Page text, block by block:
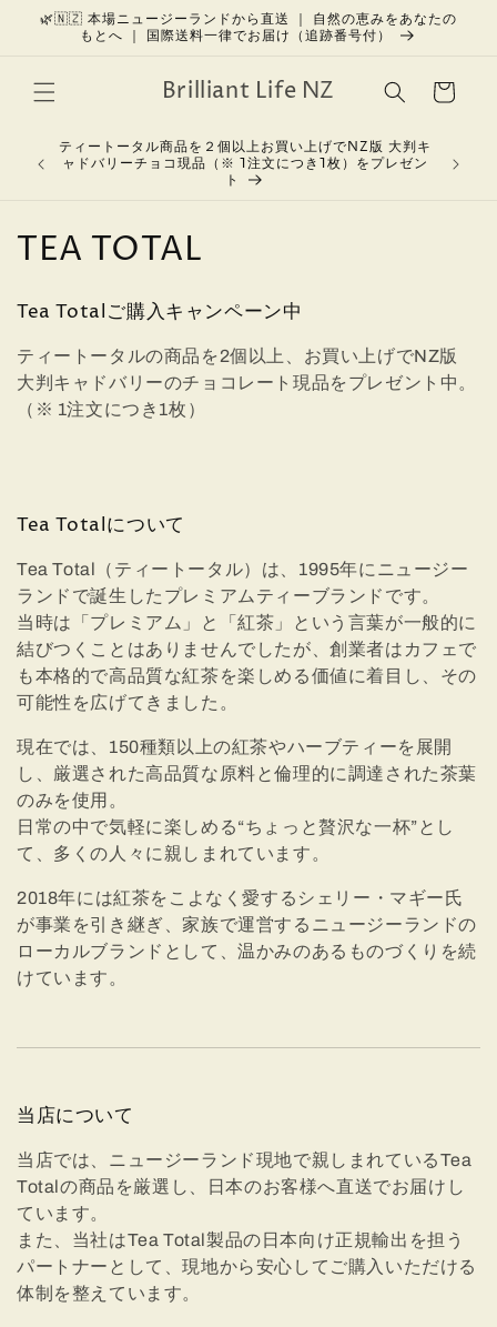
コンテン
ツに進む
🌿🇳🇿 本場ニュージーランドから直送 ｜ 自然の恵みをあなたの
もとへ ｜ 国際送料一律でお届け（追跡番号付）
Brilliant Life NZ
ー
を育
ティートータル商品を２個以上お買い上げでNZ版 大判キ
ャドバリーチョコ現品（※ 1注文につき1枚）をプレゼン
ト
コ
レ
シ
ョ
:
TEA TOTAL
Tea Totalご購入キャンペーン中
ティートータルの商品を2個以上、お買い上げでNZ版
大判キャドバリーのチョコレート現品をプレゼント中。
（※ 1注文につき1枚）
Tea Totalについて
Tea Total（ティートータル）は、1995年にニュージー
ランドで誕生したプレミアムティーブランドです。
当時は「プレミアム」と「紅茶」という言葉が一般的に
結びつくことはありませんでしたが、創業者はカフェで
も本格的で高品質な紅茶を楽しめる価値に着目し、その
可能性を広げてきました。
現在では、150種類以上の紅茶やハーブティーを展開
し、厳選された高品質な原料と倫理的に調達された茶葉
のみを使用。
日常の中で気軽に楽しめる“ちょっと贅沢な一杯”とし
て、多くの人々に親しまれています。
2018年には紅茶をこよなく愛するシェリー・マギー氏
が事業を引き継ぎ、家族で運営するニュージーランドの
ローカルブランドとして、温かみのあるものづくりを続
けています。
当店について
当店では、ニュージーランド現地で親しまれているTea
Totalの商品を厳選し、日本のお客様へ直送でお届けし
ています。
また、当社はTea Total製品の日本向け正規輸出を担う
パートナーとして、現地から安心してご購入いただける
体制を整えています。